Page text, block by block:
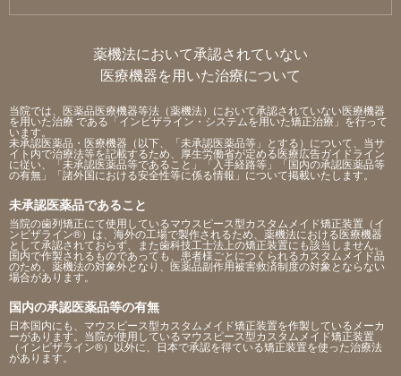
薬機法において承認されていない
医療機器を用いた治療について
当院では、医薬品医療機器等法（薬機法）において承認されていない医療機器
を用いた治療 である「インビザライン・システムを用いた矯正治療」を行って
います。
未承認医薬品・医療機器（以下、「未承認医薬品等」とする）について、当サ
イト内で治療法等を記載するため、厚生労働省が定める医療広告ガイドライン
に従い、「未承認医薬品等であること」「入手経路等」「国内の承認医薬品等
の有無」「諸外国における安全性等に係る情報」について掲載いたします。
未承認医薬品であること
当院の歯列矯正にて使用しているマウスピース型カスタムメイド矯正装置（イ
ンビザライン®）は、海外の工場で製作されるため、薬機法における医療機器
として承認されておらず、また歯科技工士法上の矯正装置にも該当しません。
国内で作製されるものであっても、患者様ごとにつくられるカスタムメイド品
のため、薬機法の対象外となり、医薬品副作用被害救済制度の対象とならない
場合があります。
国内の承認医薬品等の有無
日本国内にも、マウスピース型カスタムメイド矯正装置を作製しているメーカ
ーがあります。当院が使用しているマウスピース型カスタムメイド矯正装置
（インビザライン®）以外に、日本で承認を得ている矯正装置を使った治療法
があります。